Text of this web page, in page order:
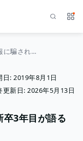
サ
「就活では情報に騙されるな」新卒3年目が語る情報の重要性
日: 2019年8月1日
更新日: 2026年5月13日
卒3年目が語る